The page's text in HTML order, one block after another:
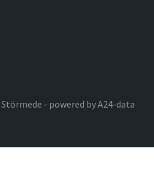
- powered by A24-data